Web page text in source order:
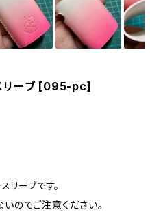
ーブ [095-pc]
ーブです。
のでご注意ください。